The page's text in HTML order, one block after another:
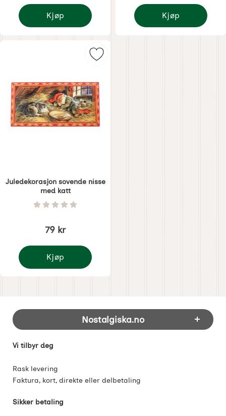
Kjøp
Juldekorasjon stall
Kjøp
Julpynt nå så
Juledekorasjon sovende nisse
med katt
Varenummer 1281Vurdering: 0 Stjerne av 5
79 kr
Kjøp
Juledekorasjon sovende nisse med katt
Merk juledekorasjon sovende
Footer-innhold Blandet informasjon og
Nostalgiska.no
Vi tilbyr deg
Rask levering
Faktura, kort, direkte eller delbetaling
Sikker betaling